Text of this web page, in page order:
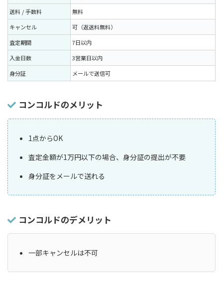
送料 / 手数料
無料
キャンセル
可（返送料無料）
査定期間
7日以内
入金日数
3営業日以内
身分証
メールで送信可
コンコルドのメリット
1点からOK
査定金額が1万円以下の場合、身分証の提出が不要
身分証をメールで送れる
コンコルドのデメリット
一部キャンセルは不可